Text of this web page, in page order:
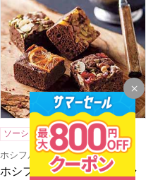
ソーシャルギフト
ホシフルーツ
ホシフルーツ ナッツとドラ